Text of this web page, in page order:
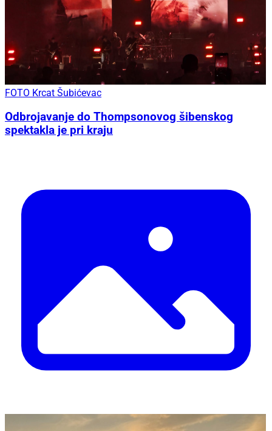
FOTO Krcat Šubićevac
Odbrojavanje do Thompsonovog šibenskog
spektakla je pri kraju